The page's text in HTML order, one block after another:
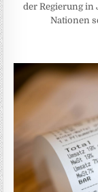
der Regierung in
Nationen